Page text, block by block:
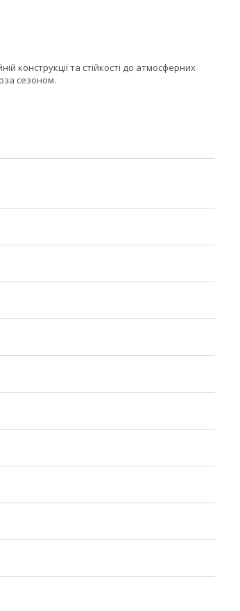
конструкції та стійкості до атмосферних
сезоном.